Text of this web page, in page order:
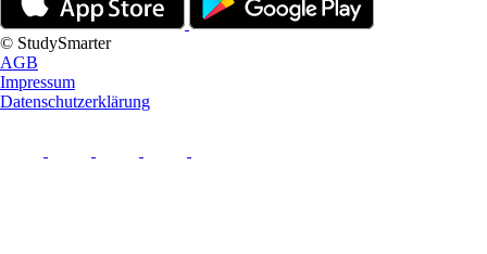
© StudySmarter
AGB
Impressum
Datenschutzerklärung